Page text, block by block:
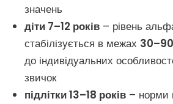
значень
діти 7–12 років – рівень
стабілізується в межах
до індивідуальних
звичок
підлітки 13–18 років – норми